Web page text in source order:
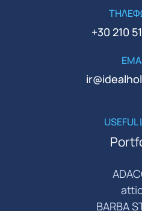
+30 210
USEFUL
BARBA